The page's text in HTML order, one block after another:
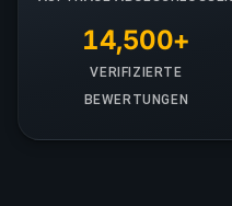
14,500+
VERIFIZIERTE
BEWERTUNGEN